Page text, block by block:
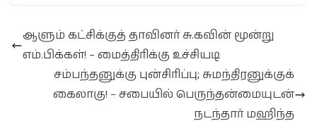
ஆளும் கட்சிக்குத் தாவினர் சு.கவின் மூன்று
எம்.பிக்கள்! – மைத்திரிக்கு உச்சியடி
சம்பந்தனுக்கு புன்சிரிப்பு; சுமந்திரனுக்குக்
கைலாகு! – சபையில் பெருந்தன்மையுடன்
நடந்தார் மஹிந்த